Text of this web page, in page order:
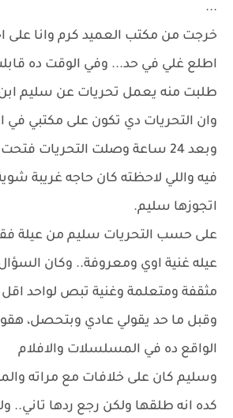
...
خرجت من مكتب العميد كرم وانا على
اطلع غلي في حد... وفي الوقت ده قابلت
طلبت منه يعمل تحريات عن سليم
وان التحريات دي تكون على مكتبي
وبعد 24 ساعة وصلت التحريات
فيه واللي لاحظته كان حاجه غريبة
اتجوزها سليم.
على حسب التحريات سليم من عيلة
عيله غنية اوي ومعروفة.. وكان
مثقفة ومتعلمة وغنية تبص لواحد
وقبل ما حد يقولي عادي وبتحصل،
الواقع ده في المسلسلات والافلام
وسليم كان على خلافات مع مراته
كده انه طلقها ولكن رجع ردها تاني..